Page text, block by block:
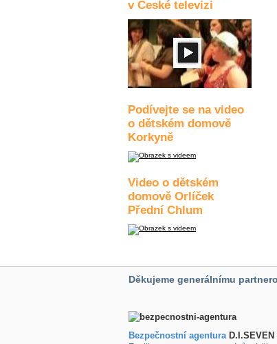
v České televizi
Podívejte se na video
o dětském domově
Korkyně
Video o dětském
domově Orlíček
Přední Chlum
Děkujeme generálnímu
Bezpečnostní agenturaD.I.SEVEN